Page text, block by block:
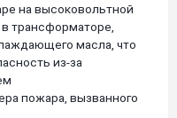
на высоковольтной
трансформаторе,
масла, что
из-за
пожара, вызванного